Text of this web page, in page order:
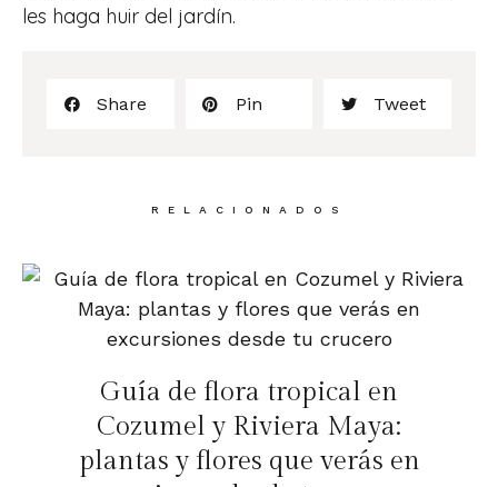
les haga huir del jardín.
Share Pin Tweet
RELACIONADOS
Guía de flora tropical en
Cozumel y Riviera Maya:
plantas y flores que verás en